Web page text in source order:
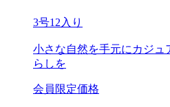
3号12入り
小さな自然を手元にカジュ
らしを
会員限定価格